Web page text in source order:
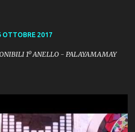
2017
1º ANELLO - PALAYAMAMAY